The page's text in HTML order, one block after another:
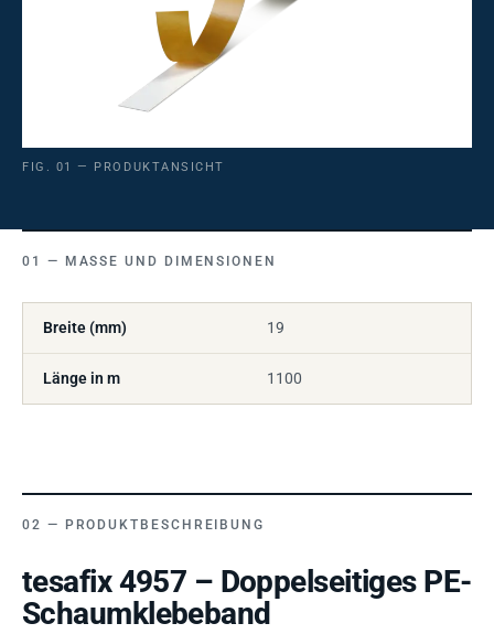
FIG. 01 — PRODUKTANSICHT
MASSE UND DIMENSIONEN
Breite (mm) 19
Länge in m 1100
PRODUKTBESCHREIBUNG
tesafix 4957 – Doppelseitiges PE-
Schaumklebeband